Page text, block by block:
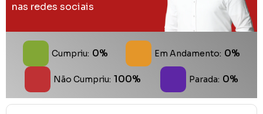
nas redes sociais
Cumpriu: 0% Em Andamento: 0%
Não Cumpriu: 100% Parada: 0%